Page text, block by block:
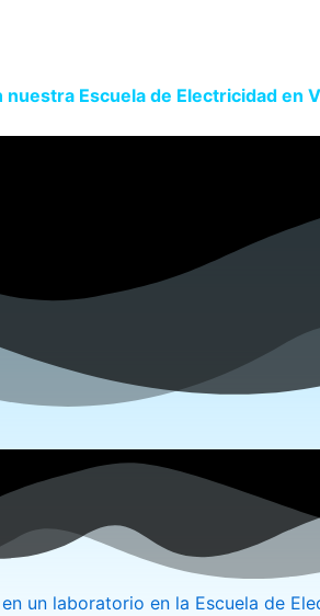
nuestra Escuela de Electricidad en